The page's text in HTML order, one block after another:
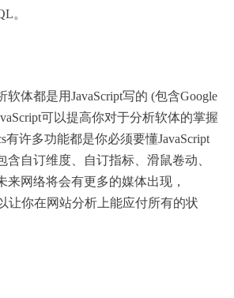
。
软体都是用JavaScript写的 (包含Google
可以提高你对于分析软体的掌握
有许多功能都是你必须要懂JavaScript
含自订维度、自订指标、滑鼠卷动、
来网络将会有更多的媒体出现，
让你在网站分析上能应付所有的状